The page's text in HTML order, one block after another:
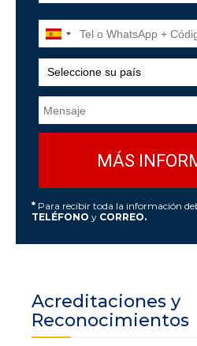
* Para recibir toda la información
TELÉFONO y CORREO.
Acreditaciones y
Reconocimientos